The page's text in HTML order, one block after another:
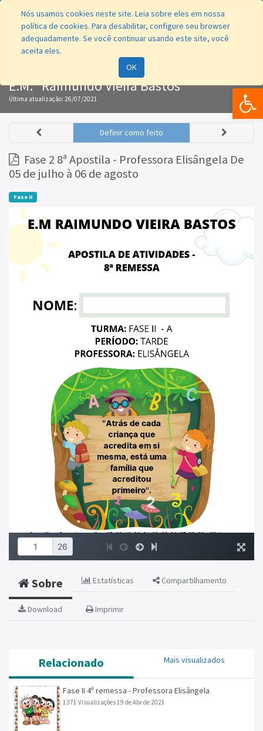
Nós usamos cookies neste site. Leia sobre eles em nossa
política de cookies. Para desabilitar, configure seu browser
adequadamente. Se você continuar usando este site, você
aceita eles.
OK
Navegação
E.M. "Raimundo Vieira Bastos"
Última atualização: 26/07/2021
Relacionado Mais visualizados
Fase II 4ª remessa - Professora Elisângela
1371 Visualizações19 de Abr de 2021
Fase 2 8ª Apostila - Professora Elisângela De
05 de julho à 06 de agosto
Definir como feito
Fase II
Sobre Estatísticas Compartilhamento
Download Imprimir